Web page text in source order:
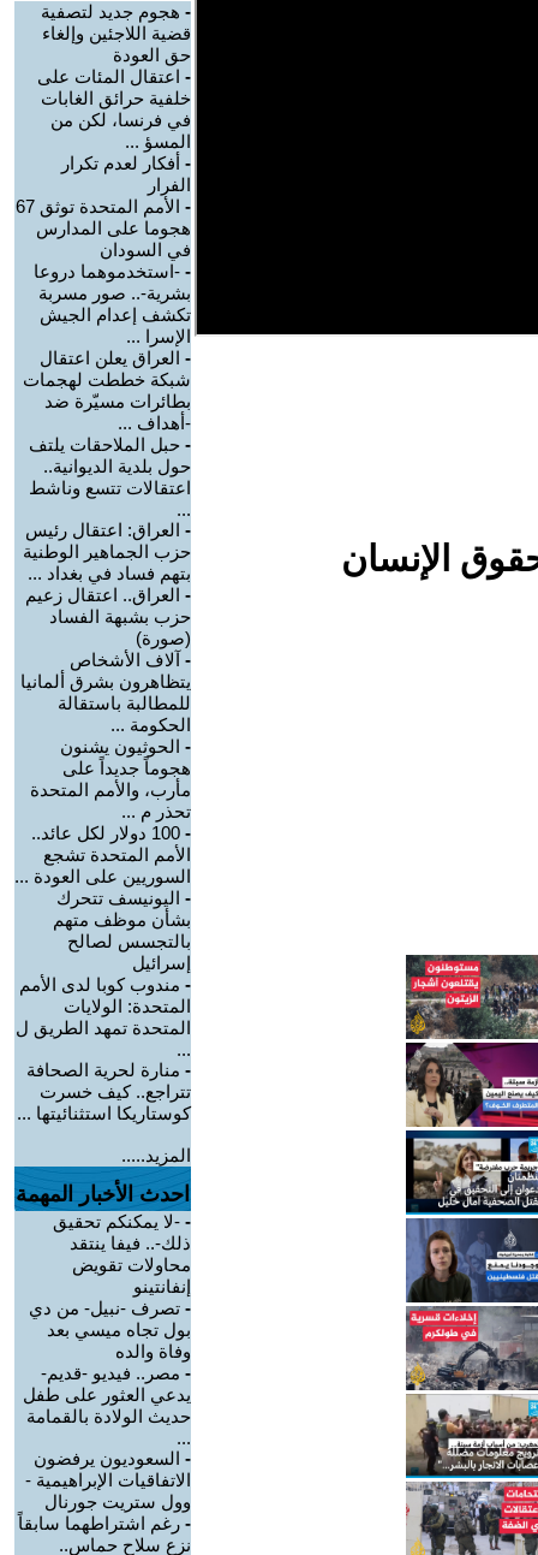
الإنسان
- هجوم جديد لتصفية
قضية اللاجئين وإلغاء
حق العودة
- اعتقال المئات على
خلفية حرائق الغابات
في فرنسا، لكن من
المسؤ ...
- أفكار لعدم تكرار
الفرار
-
الأمم المتحدة توثق 67
هجوما على المدارس
في السودان
- -استخدموهما دروعا
بشرية-.. صور مسربة
تكشف إعدام الجيش
الإسرا ...
- العراق يعلن اعتقال
شبكة خططت لهجمات
بطائرات مسيّرة ضد
-أهداف ...
- حبل الملاحقات يلتف
حول بلدية الديوانية..
اعتقالات تتسع وناشط
...
- العراق: اعتقال رئيس
حزب الجماهير الوطنية
بتهم فساد في بغداد ...
- العراق.. اعتقال زعيم
حزب بشبهة الفساد
(صورة)
- آلاف الأشخاص
يتظاهرون بشرق ألمانيا
للمطالبة باستقالة
الحكومة ...
- الحوثيون يشنون
هجوماً جديداً على
مأرب، والأمم المتحدة
تحذر م ...
-
100 دولار لكل عائد..
الأمم المتحدة تشجع
السوريين على العودة ...
- اليونيسف تتحرك
بشأن موظف متهم
بالتجسس لصالح
إسرائيل
- مندوب كوبا لدى الأمم
المتحدة: الولايات
المتحدة تمهد الطريق ل
...
- منارة لحرية الصحافة
تتراجع.. كيف خسرت
كوستاريكا استثنائيتها ...
المزيد.....
احدث الأخبار المهمة
- -لا يمكنكم تحقيق
ذلك-.. فيفا ينتقد
محاولات تقويض
إنفانتينو
- تصرف -نبيل- من دي
بول تجاه ميسي بعد
وفاة والده
- مصر.. فيديو -قديم-
يدعي العثور على طفل
حديث الولادة بالقمامة
...
- السعوديون يرفضون
الاتفاقيات الإبراهيمية -
وول ستريت جورنال
- رغم اشتراطهما سابقاً
نزع سلاح حماس..